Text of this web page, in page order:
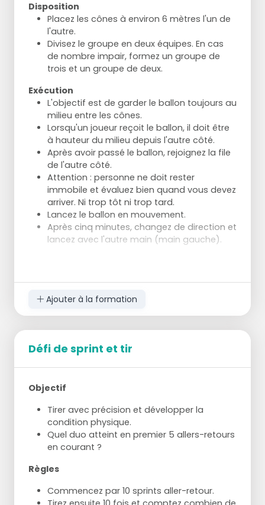
Disposition
Placez les cônes à environ 6 mètres l'un de
l'autre.
Divisez le groupe en deux équipes. En cas
de nombre impair, formez un groupe de
trois et un groupe de deux.
Exécution
L'objectif est de garder le ballon toujours au
milieu entre les cônes.
Lorsqu'un joueur reçoit le ballon, il doit être
à hauteur du milieu depuis l'autre côté.
Après avoir passé le ballon, rejoignez la file
de l'autre côté.
Attention : personne ne doit rester
immobile et évaluez bien quand vous devez
arriver. Ni trop tôt ni trop tard.
Lancez le ballon en mouvement.
Après cinq minutes, changez de direction et
lancez avec l'autre main (main gauche).
Ajouter à la formation
Défi de sprint et tir
Objectif
Tirer avec précision et développer la
condition physique.
Quel duo atteint en premier 5 allers-retours
en courant ?
Règles
Commencez par 10 sprints aller-retour.